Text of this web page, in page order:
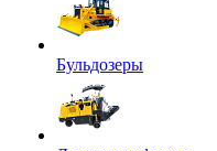
Бульдозеры